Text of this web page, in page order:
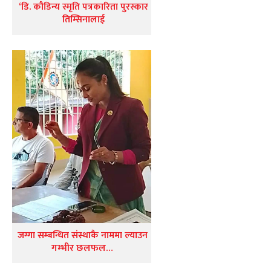
‘डि. कौडिन्य स्मृति पत्रकारिता पुरस्कार
तिम्सिनालाई
जग्गा सम्बन्धित संस्थाकै नाममा ल्याउन
गम्भीर छलफल…